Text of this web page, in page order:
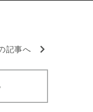
記事へ